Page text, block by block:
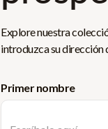
Explore nuestra
introduzca su dirección
Primer nombre